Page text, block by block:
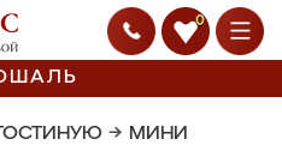
0
→ МИНИ